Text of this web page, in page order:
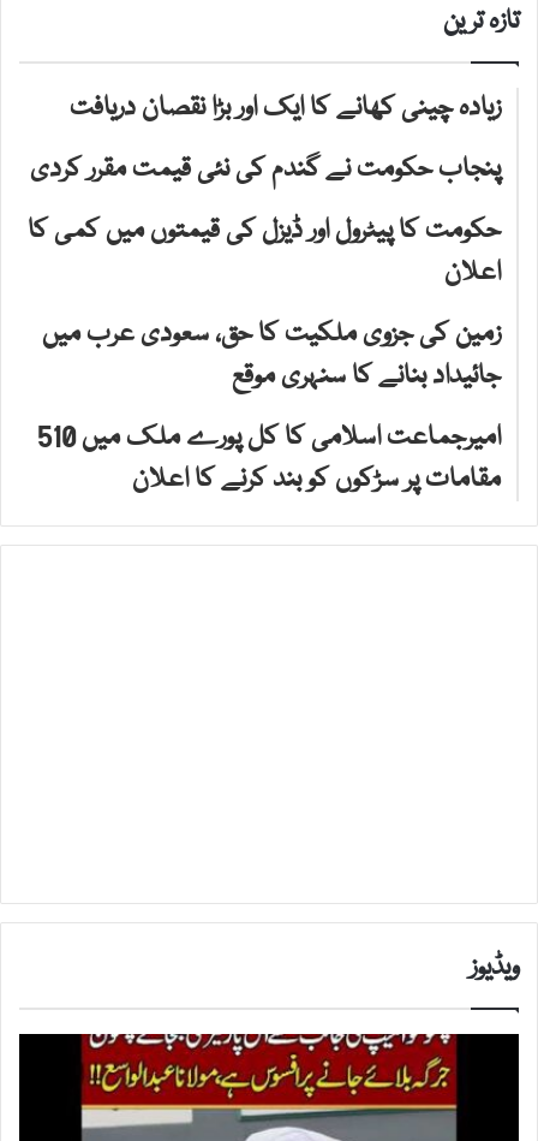
تازہ ترین
زیادہ چینی کھانے کا ایک اور بڑا نقصان دریافت
پنجاب حکومت نے گندم کی نئی قیمت مقرر کردی
حکومت کا پیٹرول اور ڈیزل کی قیمتوں میں کمی کا
اعلان
زمین کی جزوی ملکیت کا حق، سعودی عرب میں
جائیداد بنانے کا سنہری موقع
امیرجماعت اسلامی کا کل پورے ملک میں 510
مقامات پر سڑکوں کو بند کرنے کا اعلان
ویڈیوز